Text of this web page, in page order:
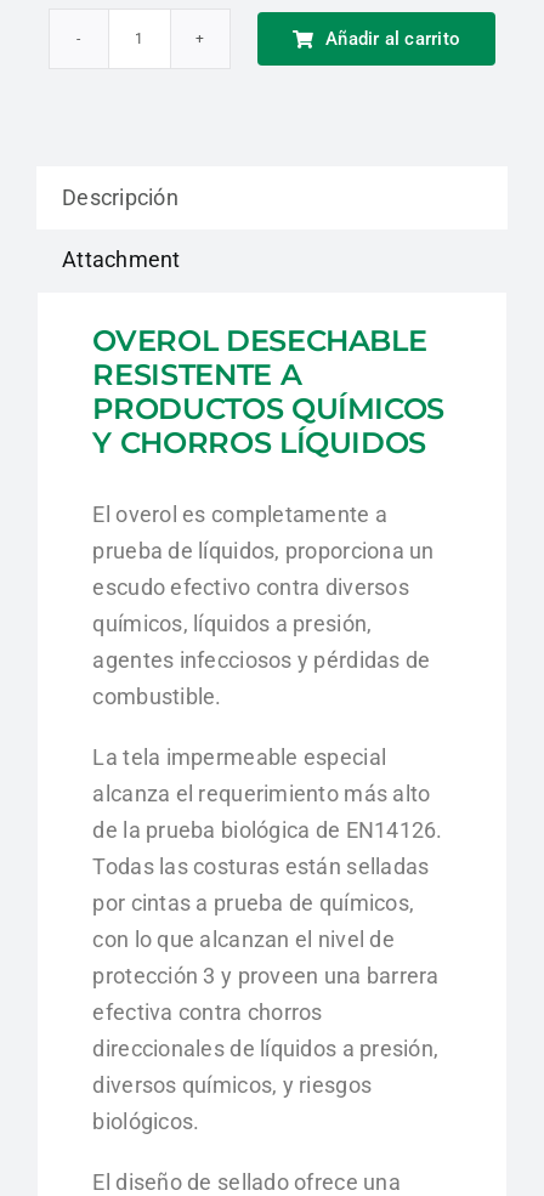
Químicos
Chorros
cantidad
Añadir al carrito
Descripción
Attachment
OVEROL DESECHABLE
RESISTENTE A
PRODUCTOS QUÍMICOS
Y CHORROS LÍQUIDOS
El overol es completamente a
prueba de líquidos, proporciona un
escudo efectivo contra diversos
químicos, líquidos a presión,
agentes infecciosos y pérdidas de
combustible.
La tela impermeable especial
alcanza el requerimiento más alto
de la prueba biológica de EN14126.
Todas las costuras están selladas
por cintas a prueba de químicos,
con lo que alcanzan el nivel de
protección 3 y proveen una barrera
efectiva contra chorros
direccionales de líquidos a presión,
diversos químicos, y riesgos
biológicos.
El diseño de sellado ofrece una